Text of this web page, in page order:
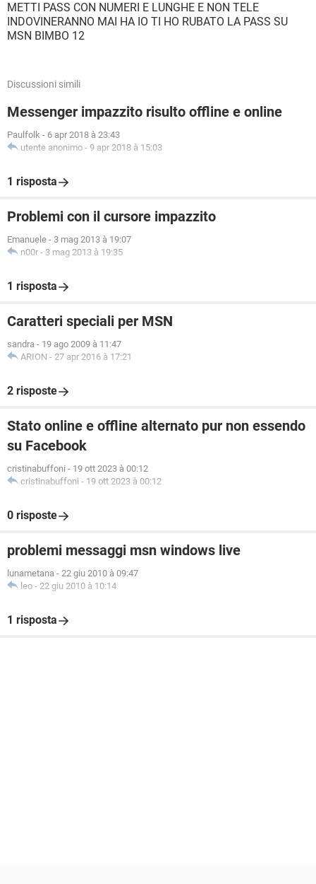
METTI PASS CON NUMERI E LUNGHE E NON TELE
INDOVINERANNO MAI HA IO TI HO RUBATO LA PASS SU
MSN BIMBO 12
Discussioni simili
Messenger impazzito risulto offline e online
Paulfolk - 6 apr 2018 à 23:43
utente anonimo - 9 apr 2018 à 15:03
1 risposta
Problemi con il cursore impazzito
Emanuele - 3 mag 2013 à 19:07
n00r - 3 mag 2013 à 19:35
1 risposta
Caratteri speciali per MSN
sandra - 19 ago 2009 à 11:47
ARION - 27 apr 2016 à 17:21
2 risposte
Stato online e offline alternato pur non essendo
su Facebook
cristinabuffoni - 19 ott 2023 à 00:12
cristinabuffoni - 19 ott 2023 à 00:12
0 risposte
problemi messaggi msn windows live
lunametana - 22 giu 2010 à 09:47
leo - 22 giu 2010 à 10:14
1 risposta